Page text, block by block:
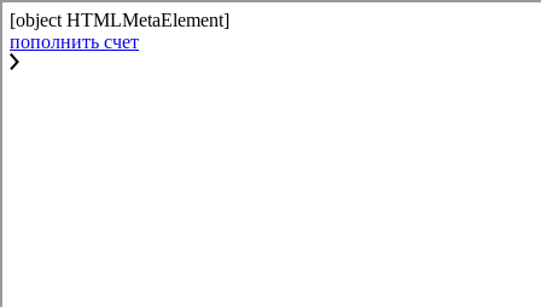
[object HTMLMetaElement]
пополнить счет